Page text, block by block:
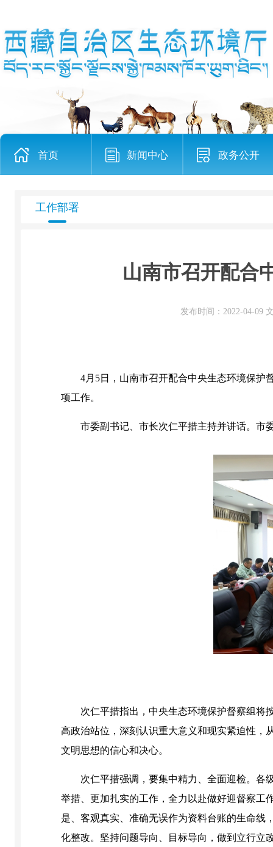
首页 新闻中心 政务公开
工作部署
山南市召开配合
发布时间：2022-04-09
4月5日，山南市召开配合中央生态环境保护
项工作。
市委副书记、市长次仁平措主持并讲话。市
次仁平措指出，中央生态环境保护督察组将
高政治站位，深刻认识重大意义和现实紧迫性，
文明思想的信心和决心。
次仁平措强调，要集中精力、全面迎检。各
举措、更加扎实的工作，全力以赴做好迎督察工
是、客观真实、准确无误作为资料台账的生命线
化整改。坚持问题导向、目标导向，做到立行立